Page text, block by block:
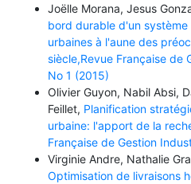
Joëlle Morana, Jesus
bord durable d'un
urbaines à l'aune des
siècle,Revue Française de
No 1 (2015)
Olivier Guyon, Nabil Absi,
Feillet, Planification
urbaine: l'apport de la
Française de Gestion
Virginie Andre, Nathalie
Optimisation de livraisons